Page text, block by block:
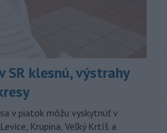
SR klesnú, výstrahy
v piatok môžu vyskytnúť v
Krupina, Veľký Krtíš a